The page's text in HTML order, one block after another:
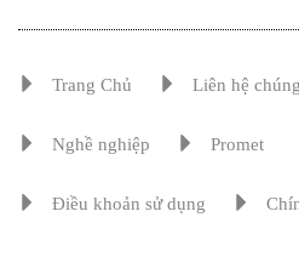
Trang Chủ Liên hệ
Nghề nghiệp Promet
Điều khoản sử dụng